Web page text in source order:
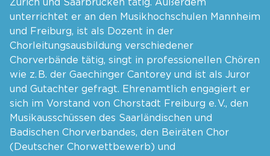
Zürich und Saarbrücken tätig. Außerdem
unterrichtet er an den Musikhochschulen Mannheim
und Freiburg, ist als Dozent in der
Chorleitungsausbildung verschiedener
Chorverbände tätig, singt in professionellen Chören
wie z. B. der Gaechinger Cantorey und ist als Juror
und Gutachter gefragt. Ehrenamtlich engagiert er
sich im Vorstand von Chorstadt Freiburg e. V., den
Musikausschüssen des Saarländischen und
Badischen Chorverbandes, den Beiräten Chor
(Deutscher Chorwettbewerb) und